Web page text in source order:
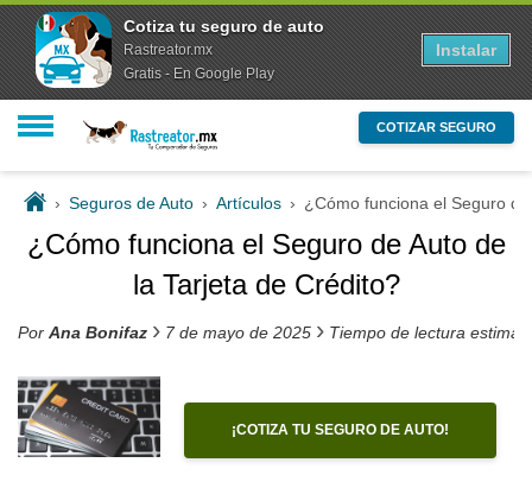
COTIZAR SEGURO
› Seguros de Auto › Artículos › ¿Cómo funciona el Seguro
¿Cómo funciona el Seguro de Auto de
la Tarjeta de Crédito?
Por Ana Bonifaz › 7 de mayo de 2025 › Tiempo de lectura
¡COTIZA TU SEGURO DE AUTO!
Cotiza tu seguro de auto
Rastreator.mx
Gratis - En Google Play
Instalar